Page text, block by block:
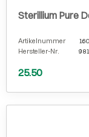
Sterillium Pure
Artikelnummer
Hersteller-Nr.
25.50